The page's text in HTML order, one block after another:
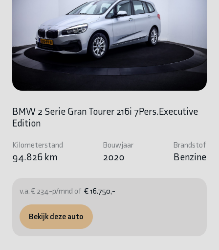
BMW 2 Serie Gran Tourer 216i 7Pers.Executive
Edition
Kilometerstand
94.826 km
Bouwjaar
2020
Brandstof
Benzine
v.a. € 234-p/mnd of € 16.750,-
Bekijk deze auto